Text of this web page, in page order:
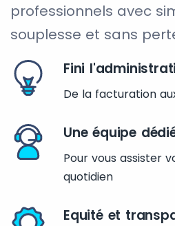
professionnels avec
souplesse et sans
Fini
De la facturation
Une équipe
Pour vous assister
quotidien
Equité et